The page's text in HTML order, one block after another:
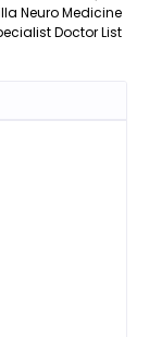
Neuro Medicine
Doctor List